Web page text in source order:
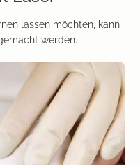
lassen möchten, kann
werden.